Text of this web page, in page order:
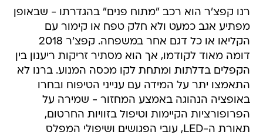
רנו קפצ'ר הוא רכב "מתוח פנים" בהגדרתו - שבאופן
מפתיע אגב כמעט ולא חלק טפח או קימור עם
הקליאו או כל דגם אחר במשפחה. קפצ'ר 2018
דומה מאוד לקודמו, אך הוא מסתיר זריקות ריענון בין
הקפלים בדלתות ומתחת לקו מכסה המנוע. ברנו לא
התאמצו יתר על המידה עם ענייני הטיפוח ובחרו
באופציה הנהוגה באמצע המחזור - שמירה על
הפרופורציות הקיימות וטיפול בזוויות החרטום,
תאורת ה-LED, עובי הפגושים ושיפולי המפלס